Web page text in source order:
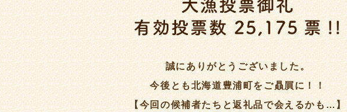
誠にありがとうございました。
今後とも北海道豊浦町をご贔屓に！！
【今回の候補者たちと返礼品で会えるかも…】